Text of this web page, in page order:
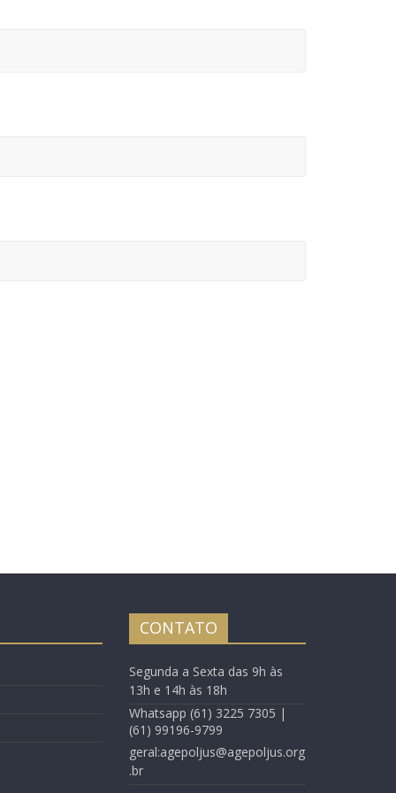
CONTATO
Segunda a Sexta das 9h às
13h e 14h às 18h
Whatsapp (61) 3225 7305 |
(61) 99196-9799
geral:agepoljus@agepoljus.org
.br